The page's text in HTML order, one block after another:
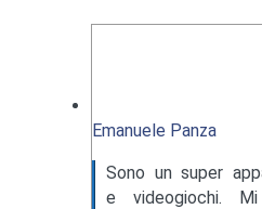
Emanuele Panza
Sono un super
e videogiochi.